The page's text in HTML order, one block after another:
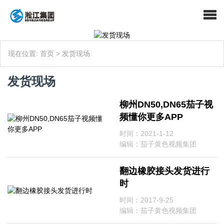
现在位置: 首页 > 发货现场
发货现场
柳州DN50,DN65茄子视
频懂你更多APP
时间：2021-1-12
编辑：茄子黄色视频集团
翻边橡胶接头发货进行
时
时间：2017-9-25
编辑：茄子黄色视频集团